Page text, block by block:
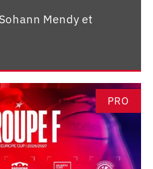
Mendy et
PRO